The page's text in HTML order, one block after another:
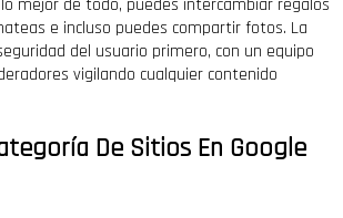
mejor de todo, puedes intercambiar regalos
e incluso puedes compartir fotos. La
del usuario primero, con un equipo
vigilando cualquier contenido
De Sitios En Google